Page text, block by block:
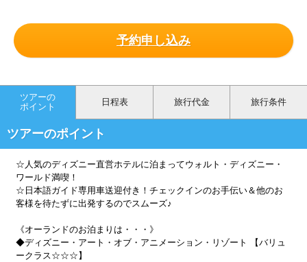
予約申し込み
ツアーの
ポイント
日程表 旅行代金 旅行条件
ツアーのポイント
☆人気のディズニー直営ホテルに泊まってウォルト・ディズニー・
ワールド満喫！
☆日本語ガイド専用車送迎付き！チェックインのお手伝い＆他のお
客様を待たずに出発するのでスムーズ♪
《オーランドのお泊まりは・・・》
◆ディズニー・アート・オブ・アニメーション・リゾート 【バリュ
ークラス☆☆☆】